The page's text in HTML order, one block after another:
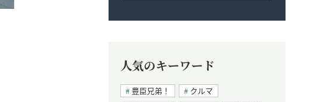
人気のキーワード
豊臣兄弟！
クルマ